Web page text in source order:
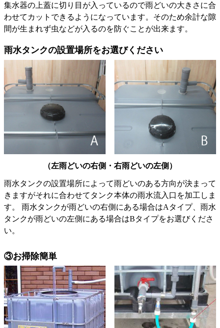
集水器の上蓋に切り目が入っているので雨どいの大きさに合
わせてカットできるようになっています。そのため余計な隙
間が生まれず虫などが入るのを防ぐことが出来ます。
雨水タンクの設置場所をお選びください
（左雨どいの右側・右雨どいの左側）
雨水タンクの設置場所によって雨どいのある方向が決まって
きますがそれに合わせてタンク本体の雨水流入口を加工しま
す。 雨水タンクが雨どいの右側にある場合はAタイプ、雨水
タンクが雨どいの左側にある場合はBタイプをお選びくださ
い。
③お掃除簡単